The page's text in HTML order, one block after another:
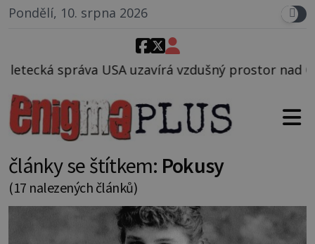
Pondělí, 10. srpna 2026
vzdušný prostor nad Oblastí 51, mohlo to
články se štítkem: Pokusy
(17 nalezených článků)